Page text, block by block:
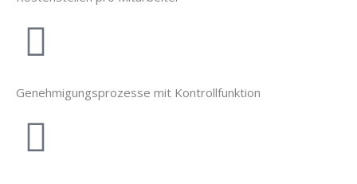
Genehmigungsprozesse mit Kontrollfunktion